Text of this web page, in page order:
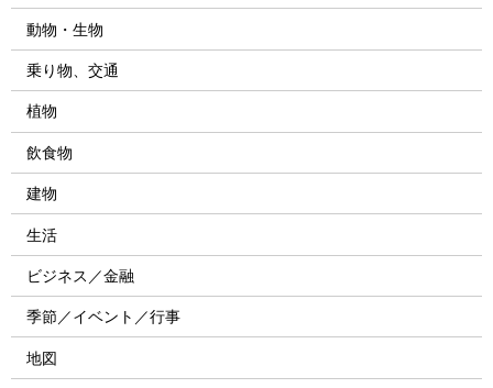
動物・生物
乗り物、交通
植物
飲食物
建物
生活
ビジネス／金融
季節／イベント／行事
地図